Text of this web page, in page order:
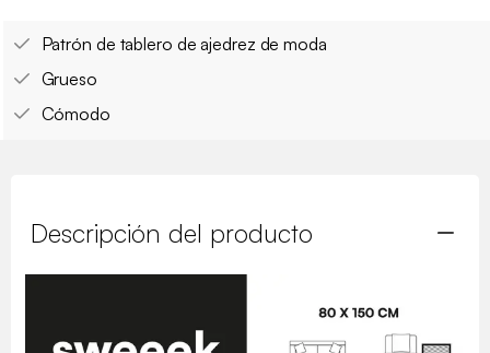
Patrón de tablero de ajedrez de moda
Grueso
Cómodo
Descripción del producto